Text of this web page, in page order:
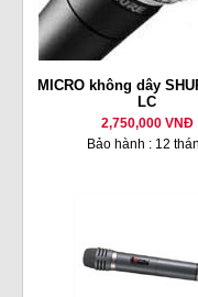
MICRO không dây
LC
2,750,000 VNĐ
Bảo hành : 12